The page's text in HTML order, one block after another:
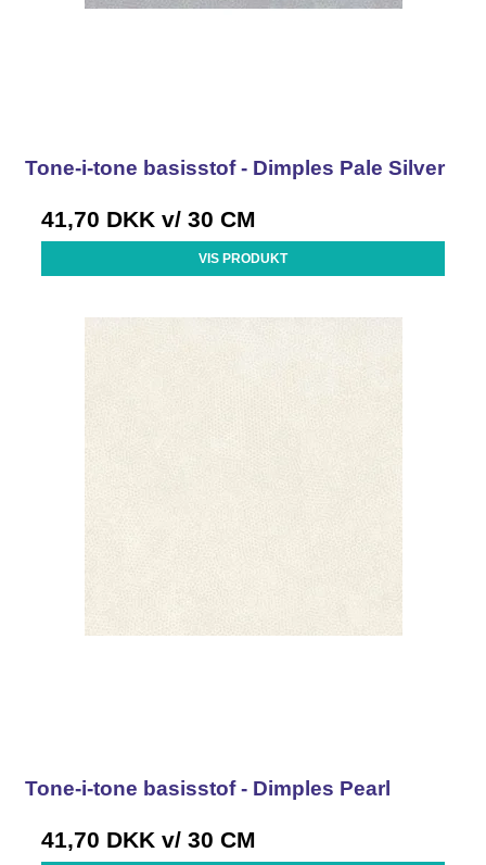
Tone-i-tone basisstof - Dimples Pale Silver
41,70 DKK v/ 30 CM
VIS PRODUKT
Tone-i-tone basisstof - Dimples Pearl
41,70 DKK v/ 30 CM